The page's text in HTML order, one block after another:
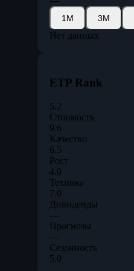
1М 3М
Нет данных
ETP Rank
5.2
Стоимость
9.6
Качество
6.5
Рост
4.0
Техника
7.0
Дивиденды
—
Прогнозы
—
Сезонность
5.0